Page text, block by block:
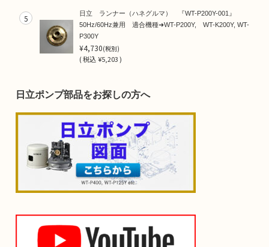
5
日立 ランナー（ハネグルマ） 『WT-P200Y-001』
50Hz/60Hz兼用 適合機種➜WT-P200Y, WT-K200Y, WT-
P300Y
¥4,730(税別)
(税込¥5,203 )
日立ポンプ部品をお探しの方へ